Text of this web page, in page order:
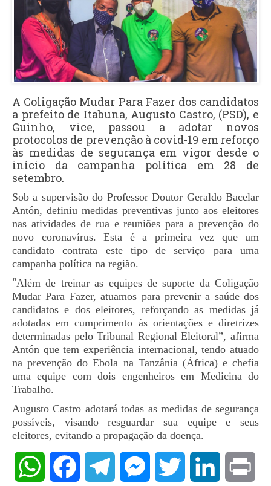
A Coligação Mudar Para Fazer dos candidatos
a prefeito de Itabuna, Augusto Castro, (PSD), e
Guinho, vice, passou a adotar novos
protocolos de prevenção à covid-19 em reforço
às medidas de segurança em vigor desde o
início da campanha política em 28 de
setembro.
Sob a supervisão do Professor Doutor Geraldo Bacelar
Antón, definiu medidas preventivas junto aos eleitores
nas atividades de rua e reuniões para a prevenção do
novo coronavírus. Esta é a primeira vez que um
candidato contrata este tipo de serviço para uma
campanha política na região.
“Além de treinar as equipes de suporte da Coligação
Mudar Para Fazer, atuamos para prevenir a saúde dos
candidatos e dos eleitores, reforçando as medidas já
adotadas em cumprimento às orientações e diretrizes
determinadas pelo Tribunal Regional Eleitoral”, afirma
Antón que tem experiência internacional, tendo atuado
na prevenção do Ebola na Tanzânia (África) e chefia
uma equipe com dois engenheiros em Medicina do
Trabalho.
AugustoCastro adotará todas as medidas de segurança
possíveis, visando resguardar sua equipe e seus
eleitores, evitando a propagação da doença.
WhatsAppFacebookTelegramMessengerTwitter LinkedIn